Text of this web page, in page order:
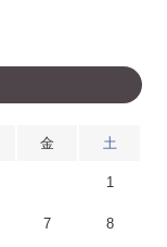
金 土
1
7 8